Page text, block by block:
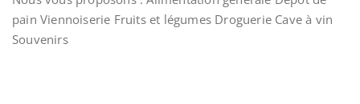
pain Viennoiserie Fruits et légumes Droguerie Cave à vin
Souvenirs